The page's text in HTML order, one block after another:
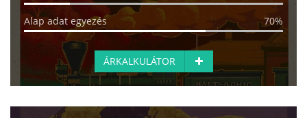
Alap adat egyezés 70%
ÁRKALKULÁTOR